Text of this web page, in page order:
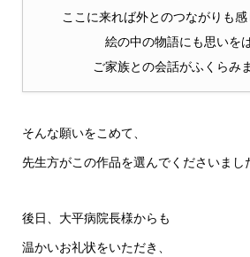
ここに来れば外とのつながりも
絵の中の物語にも思いを
ご家族との会話がふくらみ
そんな願いをこめて、
先生方がこの作品を選んでくださいまし
後日、大平病院長様からも
温かいお礼状をいただき、